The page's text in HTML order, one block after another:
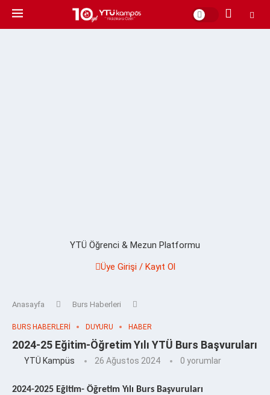
YTÜ Öğrenci & Mezun Platformu
Üye Girişi / Kayıt Ol
Anasayfa Burs Haberleri
BURS HABERLERI DUYURU HABER
2024-25 Eğitim-Öğretim Yılı YTÜ Burs Başvuruları
YTÜ Kampüs 26 Ağustos 2024 0 yorumlar
2024-2025 Eğitim- Öğretim Yılı Burs Başvuruları